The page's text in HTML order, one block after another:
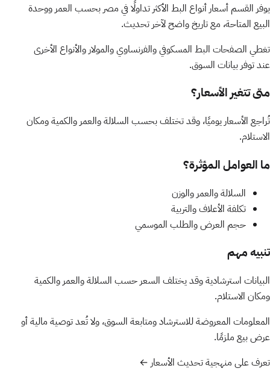
يوفر القسم أسعار أنواع البط الأكثر تداولًا في مصر بحسب العمر ووحدة
البيع المتاحة، مع تاريخ واضح لآخر تحديث.
تغطي الصفحات البط المسكوفي والفرنساوي والمولار والأنواع الأخرى
عند توفر بيانات السوق.
متى تتغير الأسعار؟
تُراجع الأسعار يوميًا، وقد تختلف بحسب السلالة والعمر والكمية ومكان
الاستلام.
ما العوامل المؤثرة؟
السلالة والعمر والوزن
تكلفة الأعلاف والتربية
حجم العرض والطلب الموسمي
تنبيه مهم
البيانات استرشادية وقد يختلف السعر حسب السلالة والعمر والكمية
ومكان الاستلام.
المعلومات المعروضة للاسترشاد ومتابعة السوق، ولا تُعد توصية مالية أو
عرض بيع ملزمًا.
تعرف على منهجية تحديث الأسعار ←